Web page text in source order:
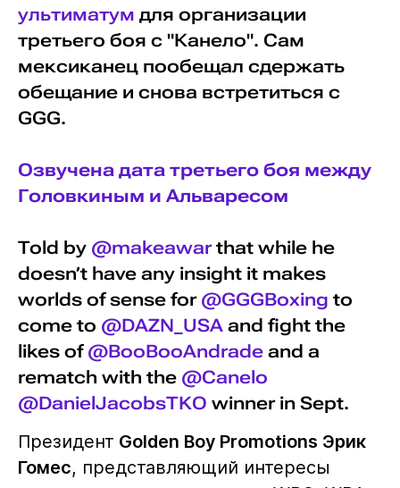
ультиматум для организации
третьего боя с "Канело". Сам
мексиканец пообещал сдержать
обещание и снова встретиться с
GGG.
Озвучена дата третьего боя между
Головкиным и Альваресом
Told by @makeawarthat while he
doesn’t have any insight it makes
worlds of sense for @GGGBoxing to
come to @DAZN_USAand fight the
likes of @BooBooAndradeand a
rematch with the @Canelo
@DanielJacobsTKO winner in Sept.
Президент Golden Boy Promotions Эрик
Гомес, представляющий интересы